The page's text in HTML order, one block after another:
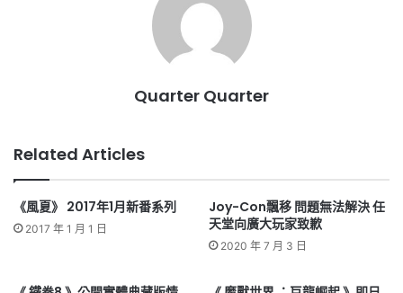
Quarter Quarter
Related Articles
《風夏》 2017年1月新番系列
2017 年 1 月 1 日
Joy-Con飄移 問題無法解決 任
天堂向廣大玩家致歉
2020 年 7 月 3 日